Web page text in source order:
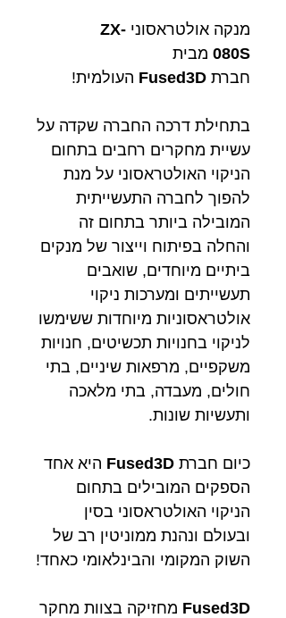
מנקה אולטראסוני ZX-
080S מבית
חברת Fused3D העולמית!
בתחילת דרכה החברה שקדה על
עשיית מחקרים רחבים בתחום
הניקוי האולטראסוני על מנת
להפוך לחברה התעשייתית
המובילה ביותר בתחום זה
והחלה בפיתוח וייצור של מנקים
ביתיים מיוחדים, שואבים
תעשייתים ומערכות ניקוי
אולטראסוניות מיוחדות ששימשו
לניקוי בחנויות תכשיטים, חנויות
משקפיים, מרפאות שיניים, בתי
חולים, מעבדה, בתי מלאכה
ותעשיות שונות.
כיום חברת Fused3D היא אחד
הספקים המובילים בתחום
הניקוי האולטראסוני בסין
ובעולם ונהנת ממוניטין רב של
השוק המקומי והבינלאומי כאחד!
Fused3D מחזיקה בצוות מחקר